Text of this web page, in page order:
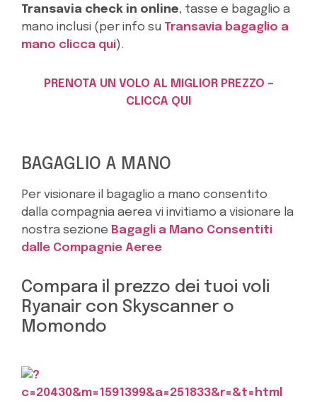
Transavia check in online, tasse e bagaglio a
mano inclusi (per info su Transavia bagaglio a
mano clicca qui).
PRENOTA UN VOLO AL MIGLIOR PREZZO –
CLICCA QUI
BAGAGLIO A MANO
Per visionare il bagaglio a mano consentito
dalla compagnia aerea vi invitiamo a visionare la
nostra sezione Bagagli a Mano Consentiti
dalle Compagnie Aeree
Compara il prezzo dei tuoi voli
Ryanair con Skyscanner o
Momondo